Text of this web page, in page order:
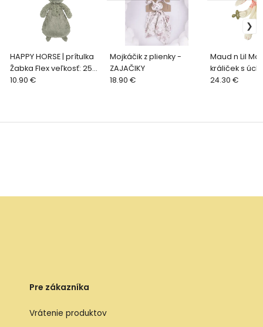
HAPPY HORSE | prítulka
Žabka Flex veľkosť: 25
cm
10.90 €
Mojkáčik z plienky -
ZAJAČIKY
18.90 €
Maud n Lil
králiček s
ružový
24.30 €
Pre zákazníka
Vrátenie produktov